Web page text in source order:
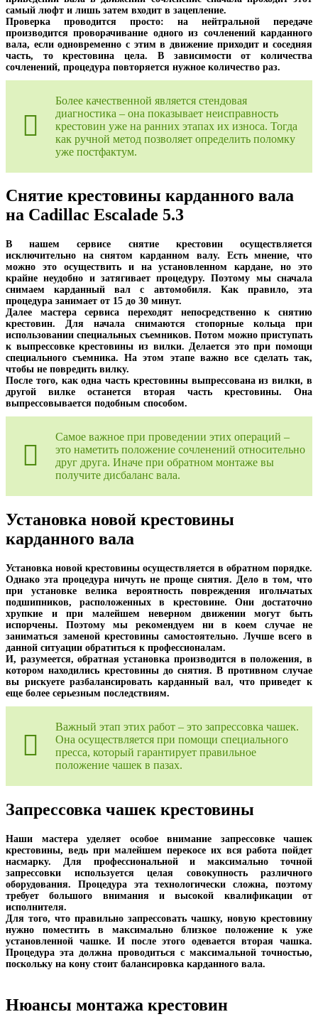
самый люфт и лишь затем входит в зацепление.
Проверка проводится просто: на нейтральной передаче
производится проворачивание одного из сочленений карданного
вала, если одновременно с этим в движение приходит и соседняя
часть, то крестовина цела. В зависимости от количества
сочленений, процедура повторяется нужное количество раз.
Более качественной является стендовая
диагностика – она показывает неисправность
крестовин уже на ранних этапах их износа. Тогда
как ручной метод позволяет определить поломку
уже постфактум.
Снятие крестовины карданного вала
на Cadillac Escalade 5.3
В нашем сервисе снятие крестовин осуществляется
исключительно на снятом карданном валу. Есть мнение, что
можно это осуществить и на установленном кардане, но это
крайне неудобно и затягивает процедуру. Поэтому мы сначала
снимаем карданный вал с автомобиля. Как правило, эта
процедура занимает от 15 до 30 минут.
Далее мастера сервиса переходят непосредственно к снятию
крестовин. Для начала снимаются стопорные кольца при
использовании специальных съемников. Потом можно приступать
к выпрессовке крестовины из вилки. Делается это при помощи
специального съемника. На этом этапе важно все сделать так,
чтобы не повредить вилку.
После того, как одна часть крестовины выпрессована из вилки, в
другой вилке останется вторая часть крестовины. Она
выпрессовывается подобным способом.
Самое важное при проведении этих операций –
это наметить положение сочленений относительно
друг друга. Иначе при обратном монтаже вы
получите дисбаланс вала.
Установка новой крестовины
карданного вала
Установка новой крестовины осуществляется в обратном порядке.
Однако эта процедура ничуть не проще снятия. Дело в том, что
при установке велика вероятность повреждения игольчатых
подшипников, расположенных в крестовине. Они достаточно
хрупкие и при малейшем неверном движении могут быть
испорчены. Поэтому мы рекомендуем ни в коем случае не
заниматься заменой крестовины самостоятельно. Лучше всего в
данной ситуации обратиться к профессионалам.
И, разумеется, обратная установка производится в положения, в
котором находились крестовины до снятия. В противном случае
вы рискуете разбалансировать карданный вал, что приведет к
еще более серьезным последствиям.
Важный этап этих работ – это запрессовка чашек.
Она осуществляется при помощи специального
пресса, который гарантирует правильное
положение чашек в пазах.
Запрессовка чашек крестовины
Наши мастера уделяет особое внимание запрессовке чашек
крестовины, ведь при малейшем перекосе их вся работа пойдет
насмарку. Для профессиональной и максимально точной
запрессовки используется целая совокупность различного
оборудования. Процедура эта технологически сложна, поэтому
требует большого внимания и высокой квалификации от
исполнителя.
Для того, что правильно запрессовать чашку, новую крестовину
нужно поместить в максимально близкое положение к уже
установленной чашке. И после этого одевается вторая чашка.
Процедура эта должна проводиться с максимальной точностью,
поскольку на кону стоит балансировка карданного вала.
Нюансы монтажа крестовин